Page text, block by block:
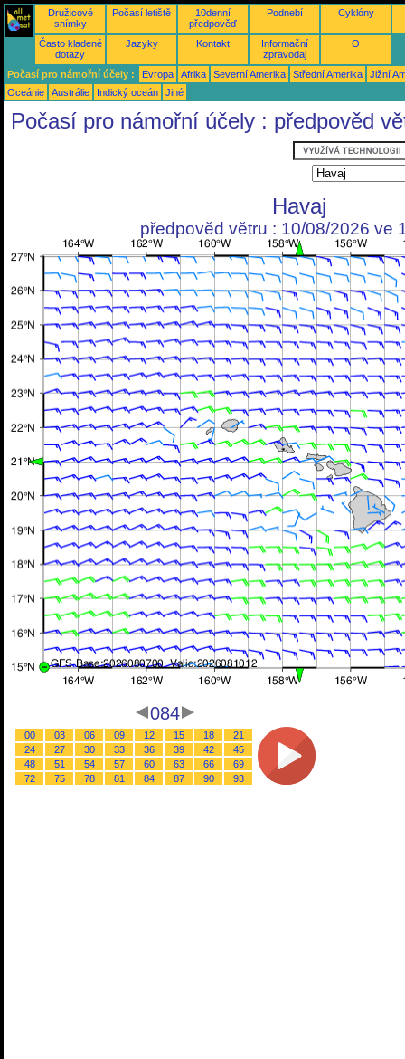
Družicové
snímky
Počasí letiště
10denní
předpověď
Podnebí Cyklóny
Často kladené
dotazy
Jazyky Kontakt
Informační
zpravodaj
O
Počasí pro námořní účely : Evropa Afrika Severní Amerika Střední Amerika
Jižní
Oceánie
Austrálie Indický oceán Jiné
Počasí pro námořní účely : předpověd
Havaj
předpověd větru : 10/08/2026 ve
084
00 03 06 09 12 15 18
21
24
27 30 33 36 39 42
45
48
51 54 57 60 63 66
69
72
75 78 81 84 87 90 93